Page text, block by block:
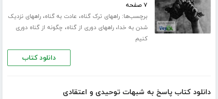
۷ صفحه
برچسب‌ها:راههای ترک گناه، عادت به گناه،راههای نزدیک
شدن به خدا،راههای دوری از گناه، چگونه از گناه دوری
کنیم
دانلود کتاب
دانلود کتاب پاسخ به شبهات توحیدی و اعتقادی